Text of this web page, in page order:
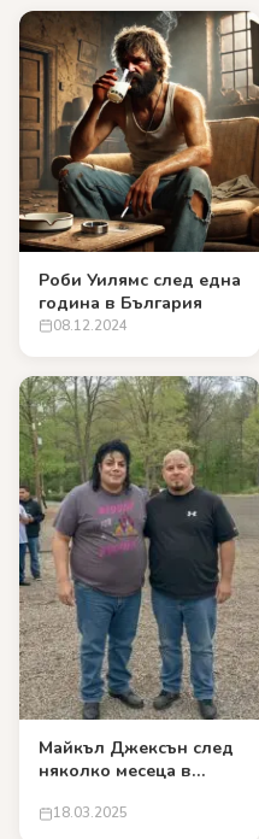
Роби Уилямс след една
година в България
08.12.2024
Майкъл Джексън след
няколко месеца в
18.03.2025